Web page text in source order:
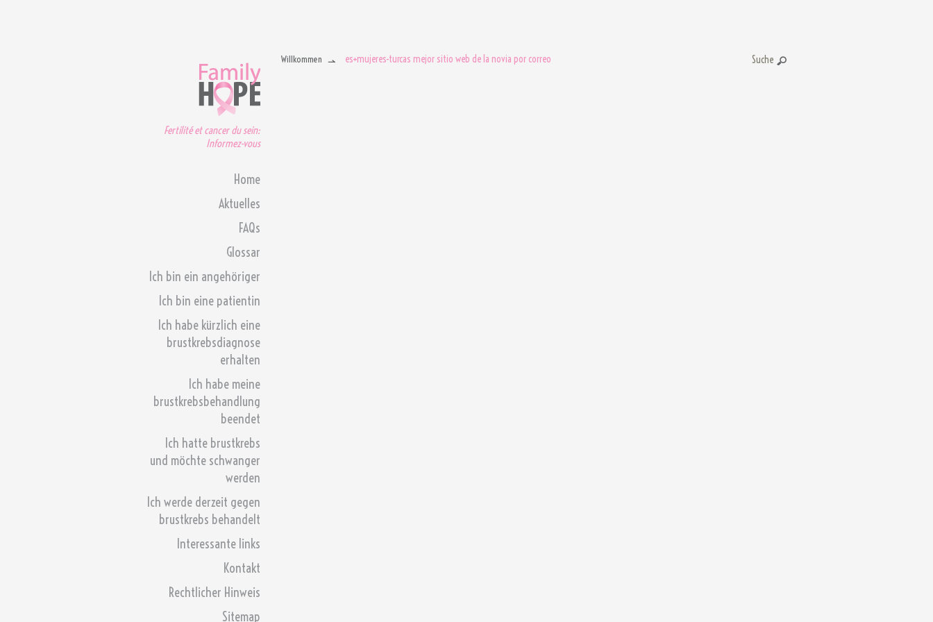
Fertilité et cancer du sein:
Informez-vous
Home
Aktuelles
FAQs
Glossar
Ich bin ein angehöriger
Ich bin eine patientin
Ich habe kürzlich eine
brustkrebsdiagnose
erhalten
Ich habe meine
brustkrebsbehandlung
beendet
Ich hatte brustkrebs
und möchte schwanger
werden
Ich werde derzeit gegen
brustkrebs behandelt
Interessante links
Kontakt
Rechtlicher Hinweis
Sitemap
Willkommen es+mujeres-turcas mejor sitio web de la novia por correo Suche: